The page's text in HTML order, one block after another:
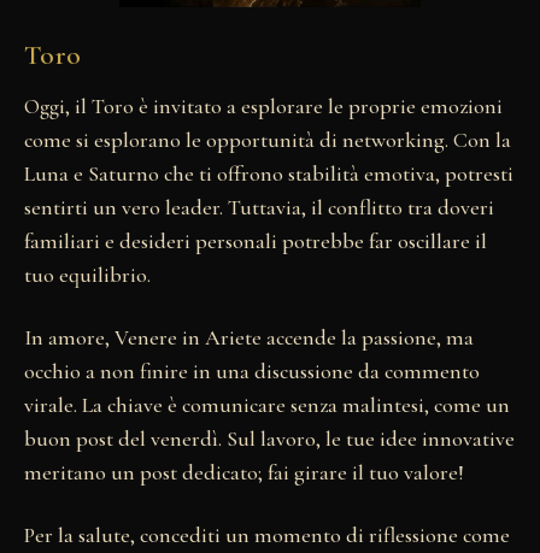
Toro
Oggi, il Toro è invitato a esplorare le proprie emozioni
come si esplorano le opportunità di networking. Con la
Luna e Saturno che ti offrono stabilità emotiva, potresti
sentirti un vero leader. Tuttavia, il conflitto tra doveri
familiari e desideri personali potrebbe far oscillare il
tuo equilibrio.
In amore, Venere in Ariete accende la passione, ma
occhio a non finire in una discussione da commento
virale. La chiave è comunicare senza malintesi, come un
buon post del venerdì. Sul lavoro, le tue idee innovative
meritano un post dedicato; fai girare il tuo valore!
Per la salute, concediti un momento di riflessione come